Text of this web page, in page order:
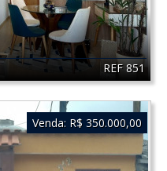
REF 851
Venda: R$ 350.000,00